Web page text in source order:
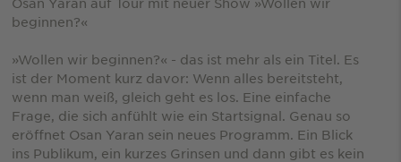
beginnen?«
»Wollen wir beginnen?« - das ist mehr als ein Titel. Es
ist der Moment kurz davor: Wenn alles bereitsteht,
wenn man weiß, gleich geht es los. Eine einfache
Frage, die sich anfühlt wie ein Startsignal. Genau so
eröffnet Osan Yaran sein neues Programm. Ein Blick
ins Publikum, ein kurzes Grinsen und dann gibt es kein